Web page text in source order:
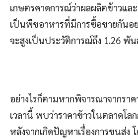
เกษตรคาดการณ์ว่าผลผลิตข้าวแล
เป็นพืชอาหารที่มีการซื้อขายกันอย่
จะสูงเป็นประวัติการณ์ถึง 1.26 พั
อย่างไรก็ตามหากพิจารณาจากรา
เวลานี้ พบว่าราคาข้าวในตลาดโล
หลังจากเกิดปัญหาเรื่องการขนส่ง